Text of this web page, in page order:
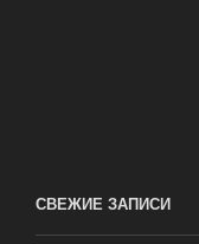
СВЕЖИЕ ЗАПИСИ